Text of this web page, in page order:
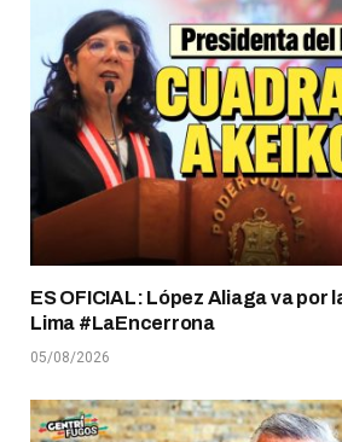
ES OFICIAL: López Aliaga va por
Lima #LaEncerrona
05/08/2026